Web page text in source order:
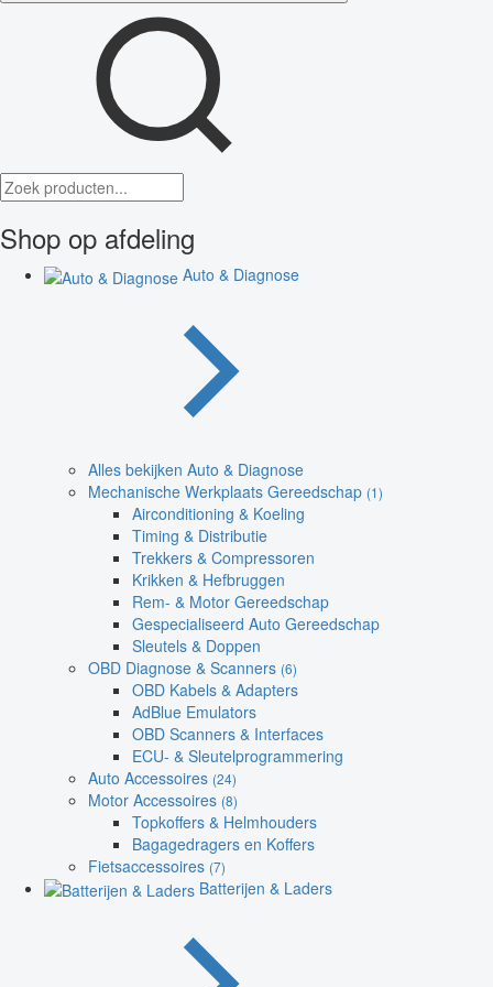
Shop op afdeling
Auto & Diagnose
Alles bekijken Auto & Diagnose
Mechanische Werkplaats Gereedschap (1)
Airconditioning & Koeling
Timing & Distributie
Trekkers & Compressoren
Krikken & Hefbruggen
Rem- & Motor Gereedschap
Gespecialiseerd Auto Gereedschap
Sleutels & Doppen
OBD Diagnose & Scanners (6)
OBD Kabels & Adapters
AdBlue Emulators
OBD Scanners & Interfaces
ECU- & Sleutelprogrammering
Auto Accessoires (24)
Motor Accessoires (8)
Topkoffers & Helmhouders
Bagagedragers en Koffers
Fietsaccessoires (7)
Batterijen & Laders